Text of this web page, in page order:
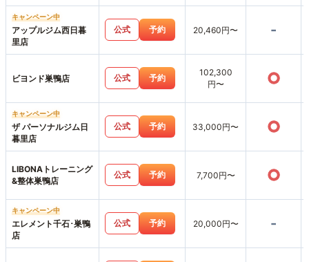
キャンペーン中
アップルジム西日暮
里店
公式 予約 20,460円〜 -
ビヨンド巣鴨店 公式 予約
102,300
円〜
○
キャンペーン中
ザ パーソナルジム日
暮里店
公式 予約 33,000円〜 ○
LIBONAトレーニング
&整体巣鴨店
公式 予約 7,700円〜 ○
キャンペーン中
エレメント千石･巣鴨
店
公式 予約 20,000円〜 -